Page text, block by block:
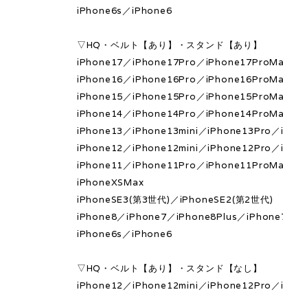
iPhone6s／iPhone6
▽HQ・ベルト【あり】・スタンド【あり】
iPhone17／iPhone17Pro／
iPhone16／iPhone16Pro／
iPhone15／iPhone15Pro／
iPhone14／iPhone14Pro／
iPhone13／iPhone13mini／iPhone13Pro
iPhone12／iPhone12mini／iPhone12Pro
iPhone11／iPhone11Pro／
iPhoneXSMax
iPhoneSE3(第3世代)／iPhoneSE2(第2世代)
iPhone8／iPhone7／iPhone8Plus／
iPhone6s／iPhone6
▽HQ・ベルト【あり】・スタンド【なし】
iPhone12／iPhone12mini／iPhone12Pro